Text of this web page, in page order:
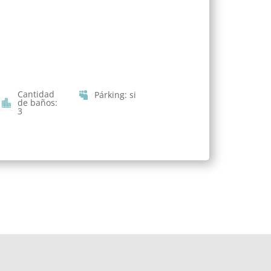
Cantidad
de baños:
3
Párking:si